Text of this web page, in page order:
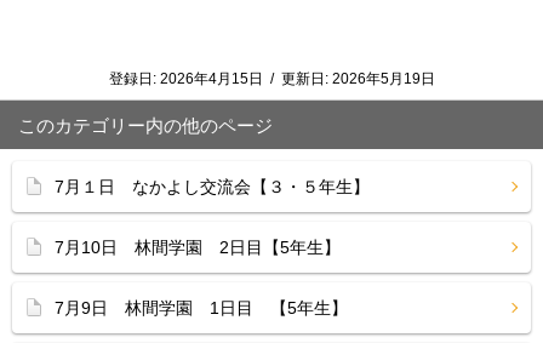
登録日: 2026年4月15日 / 更新日: 2026年5月19日
このカテゴリー内の他のページ
7月１日 なかよし交流会【３・５年生】
7月10日 林間学園 2日目【5年生】
7月9日 林間学園 1日目 【5年生】